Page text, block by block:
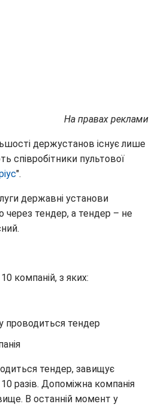
На правах реклами
держустанов існує лише
співробітники пультової
".
державні установи
тендер, а тендер – не
компаній, з яких:
проводиться тендер
тендер, завищує
разів. Допоміжна компанія
В останній момент у